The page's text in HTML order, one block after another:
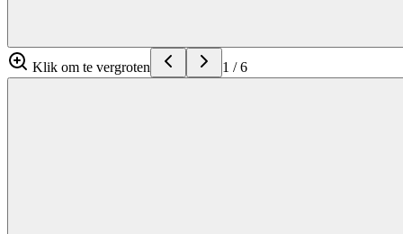
Klik om te vergroten 1 /6